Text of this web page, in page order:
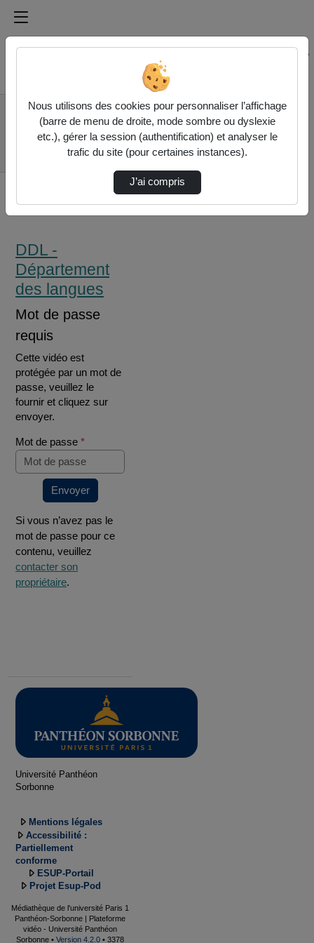
Médiathèque de l'université Paris
Rechercher un média sur Médiathèque de l'université
Accueil
DDL - Département
des langues
Rencontre Casvp Au
DDL -
Département
des langues
Mot de passe
requis
Cette vidéo est
protégée par un mot de
passe, veuillez le
fournir et cliquez sur
envoyer.
Mot de passe *
Envoyer
Si vous n’avez pas le
mot de passe pour ce
contenu, veuillez
contacter son
propriétaire.
Université Panthéon
Sorbonne
Mentions légales
Accessibilité :
Partiellement
conforme
ESUP-Portail
Projet Esup-Pod
Médiathèque de l'université Paris 1
Panthéon-Sorbonne | Plateforme
vidéo - Université Panthéon
Sorbonne • Version 4.2.0 • 3378
Nous utilisons des cookies pour personnaliser l’affichage
(barre de menu de droite, mode sombre ou dyslexie
etc.), gérer la session (authentification) et analyser le
trafic du site (pour certaines instances).
J’ai compris